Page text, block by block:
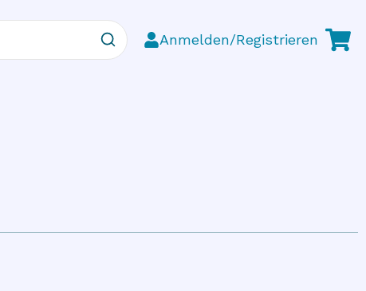
Anmelden/Registrieren